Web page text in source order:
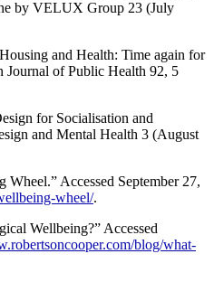
by VELUX Group 23 (July
and Health: Time again for
Journal of Public Health 92, 5
for Socialisation and
and Mental Health 3 (August
Accessed September 27,
wheel/.
Wellbeing?” Accessed
blog/what-